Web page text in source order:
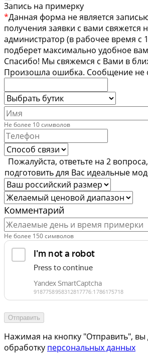
Запись на примерку
*Данная форма не является
получения заявки с вами свяжется
администратор (в рабочее время с
подберет максимально удобное
Спасибо! Мы свяжемся с Вами в
Произошла ошибка. Сообщение не
Не более 10 символов
Пожалуйста, ответьте на 2
подготовить для Вас идеальные
Комментарий
Не более 150 символов
Отправить
Нажимая на кнопку "Отправить", вы
обработку персональных данных